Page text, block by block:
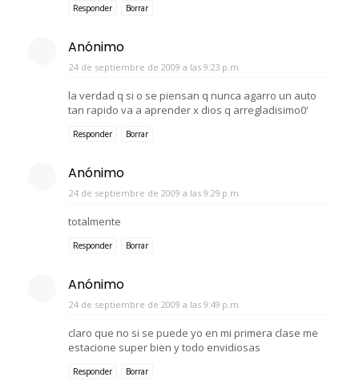
Responder Borrar
Anónimo
24 de septiembre de 2009 a las 9:23 p.m.
la verdad q si o se piensan q nunca agarro un auto
tan rapido va a aprender x dios q arregladisimo0'
Responder Borrar
Anónimo
24 de septiembre de 2009 a las 9:29 p.m.
totalmente
Responder Borrar
Anónimo
24 de septiembre de 2009 a las 9:49 p.m.
claro que no si se puede yo en mi primera clase me
estacione super bien y todo envidiosas
Responder Borrar